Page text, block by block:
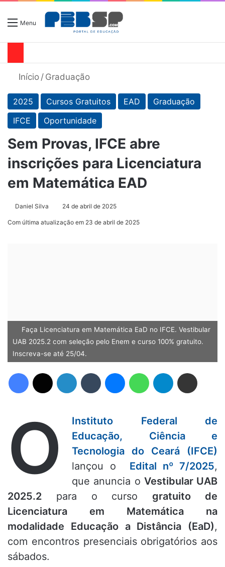
Menu
Início / Graduação
2025 Cursos Gratuitos EAD
Graduação
IFCE
Oportunidade
Sem Provas, IFCE abre
inscrições para Licenciatura
em Matemática EAD
Daniel Silva 24 de abril de 2025
Com última atualização em 23 de abril de 2025
Faça Licenciatura em Matemática EaD no IFCE. Vestibular
UAB 2025.2 com seleção pelo Enem e curso 100% gratuito.
Inscreva-se até 25/04.
O
Instituto Federal de
Educação, Ciência e
Tecnologia do Ceará (IFCE)
lançou o Edital nº 7/2025,
que anuncia o Vestibular UAB
2025.2 para o curso gratuito de
Licenciatura em Matemática na
modalidade Educação a Distância (EaD),
com encontros presenciais obrigatórios aos
sábados.